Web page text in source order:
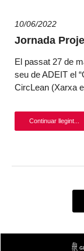
10/06/2022
Jornada
El passat 27 de
seu de ADEIT el
CircLean (Xarxa
Continuar llegint...